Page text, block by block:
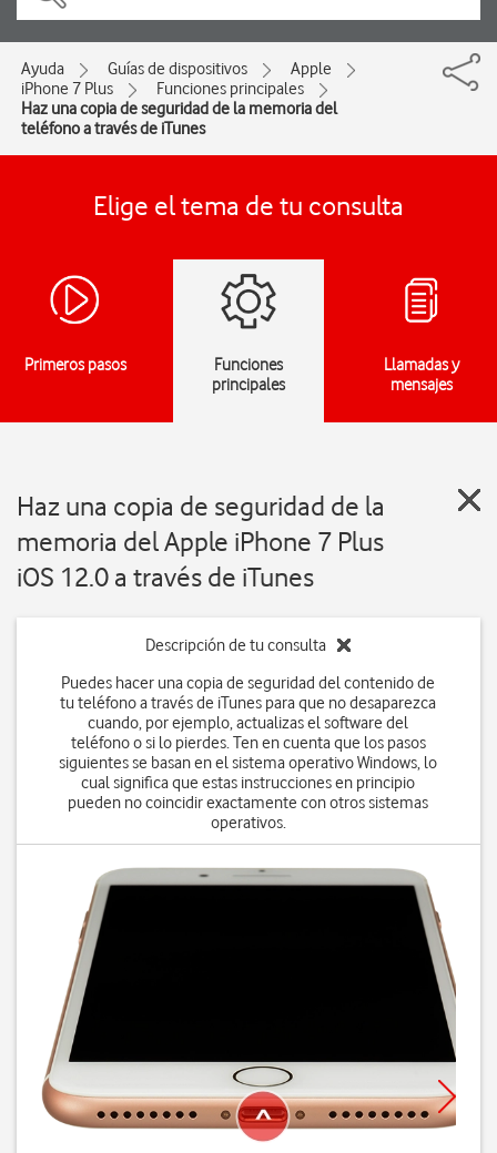
Ayuda Guías de dispositivos
Apple
iPhone 7 Plus
Funciones principales
Haz una copia de seguridad de la memoria del
teléfono a través de iTunes
Elige el tema de tu consulta
Primeros pasos
Funciones
principales
Llamadas y
mensajes
Haz una copia de seguridad de la
memoria del Apple iPhone 7 Plus
iOS 12.0 a través de iTunes
Descripción de tu consulta
Puedes hacer una copia de seguridad del contenido de
tu teléfono a través de iTunes para que no desaparezca
cuando, por ejemplo, actualizas el software del
teléfono o si lo pierdes. Ten en cuenta que los pasos
siguientes se basan en el sistema operativo Windows, lo
cual significa que estas instrucciones en principio
pueden no coincidir exactamente con otros sistemas
operativos.